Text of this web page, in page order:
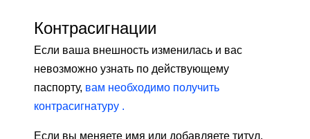
Контрасигнации
Если ваша внешность изменилась и вас
невозможно узнать по действующему
паспорту, вам необходимо получить
контрасигнатуру .
Если вы меняете имя или добавляете титул,